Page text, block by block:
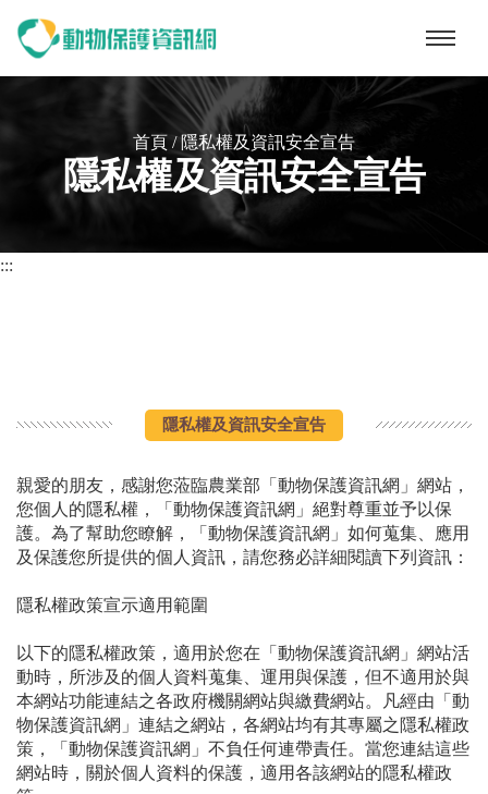
動物保護資訊網
首頁 / 隱私權及資訊安全宣告
隱私權及資訊安全宣告
:::
隱私權及資訊安全宣告
親愛的朋友，感謝您蒞臨農業部「動物保護資訊網」網站，
您個人的隱私權，「動物保護資訊網」絕對尊重並予以保
護。為了幫助您瞭解，「動物保護資訊網」如何蒐集、應用
及保護您所提供的個人資訊，請您務必詳細閱讀下列資訊：
隱私權政策宣示適用範圍
以下的隱私權政策，適用於您在「動物保護資訊網」網站活
動時，所涉及的個人資料蒐集、運用與保護，但不適用於與
本網站功能連結之各政府機關網站與繳費網站。凡經由「動
物保護資訊網」連結之網站，各網站均有其專屬之隱私權政
策，「動物保護資訊網」不負任何連帶責任。當您連結這些
網站時，關於個人資料的保護，適用各該網站的隱私權政